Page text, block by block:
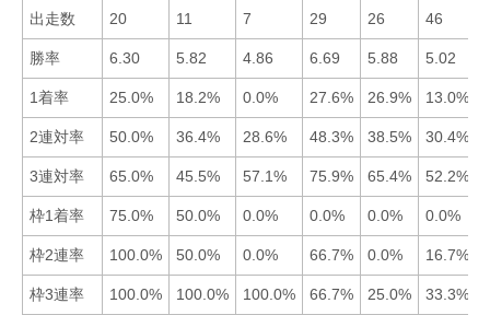
出走数 20 11 7 29 26 46
勝率 6.30 5.82 4.86 6.69 5.88 5.02
1着率 25.0% 18.2% 0.0% 27.6% 26.9% 13.0%
2連対率 50.0% 36.4% 28.6% 48.3% 38.5% 30.4%
3連対率 65.0% 45.5% 57.1% 75.9% 65.4% 52.2%
枠1着率 75.0% 50.0% 0.0% 0.0% 0.0% 0.0%
枠2連率 100.0% 50.0% 0.0% 66.7% 0.0% 16.7%
枠3連率 100.0% 100.0% 100.0% 66.7% 25.0% 33.3%